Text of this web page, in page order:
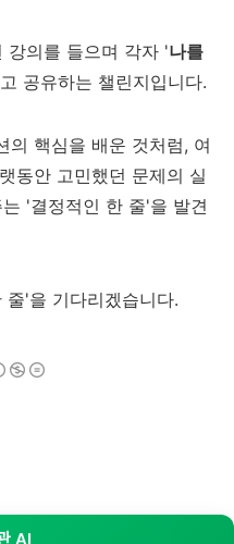
강의를 들으며 각자 '나를
공유하는 챌린지입니다.
의 핵심을 배운 것처럼, 여
동안 고민했던 문제의 실
'결정적인 한 줄'을 발견
'을 기다리겠습니다.
AI